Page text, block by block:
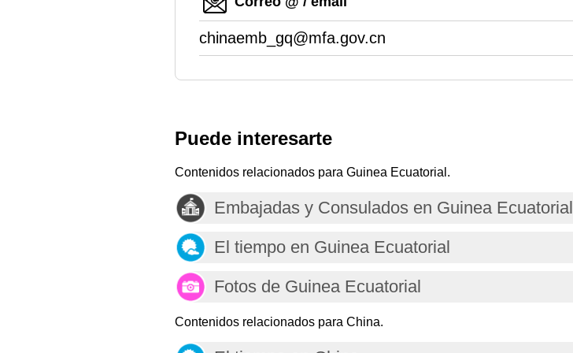
chinaemb_gq@mfa.gov.cn
Puede interesarte
Contenidos relacionados para Guinea Ecuatorial.
Embajadas y Consulados en Guinea Ecuatorial
El tiempo en Guinea Ecuatorial
Fotos de Guinea Ecuatorial
Contenidos relacionados para China.